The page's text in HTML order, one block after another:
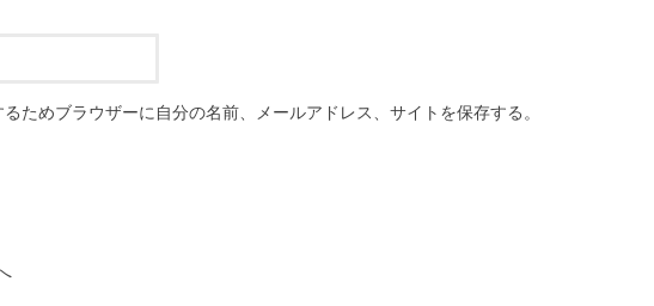
ためブラウザーに自分の名前、メールアドレス、サイトを保存する。